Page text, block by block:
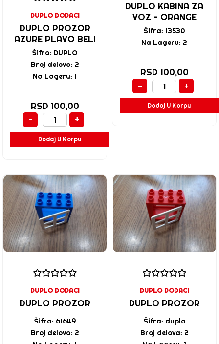
DUPLO DODACI
DUPLO PROZOR
AZURE PLAVO BELI
Šifra: DUPLO
Broj delova: 2
Na Lageru: 1
RSD 100,00
-
+
Dodaj U Korpu
DUPLO KABINA ZA
VOZ - ORANGE
Šifra: 13530
Na Lageru: 2
RSD 100,00
-
+
Dodaj U Korpu
DUPLO DODACI
DUPLO PROZOR
Šifra: 61649
Broj delova: 2
DUPLO DODACI
DUPLO PROZOR
Šifra: duplo
Broj delova: 2